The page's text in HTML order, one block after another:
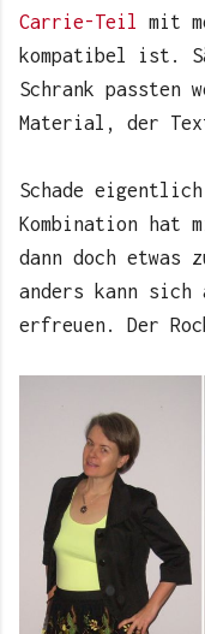
Carrie-Teil
mit
kompatibel ist.
Schrank passten
Material, der
Schade
Kombination hat
dann doch etwas
anders kann sich
erfreuen. Der